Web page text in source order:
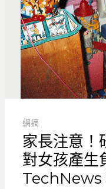
網摘
家長注意！
對女孩產生
TechNews